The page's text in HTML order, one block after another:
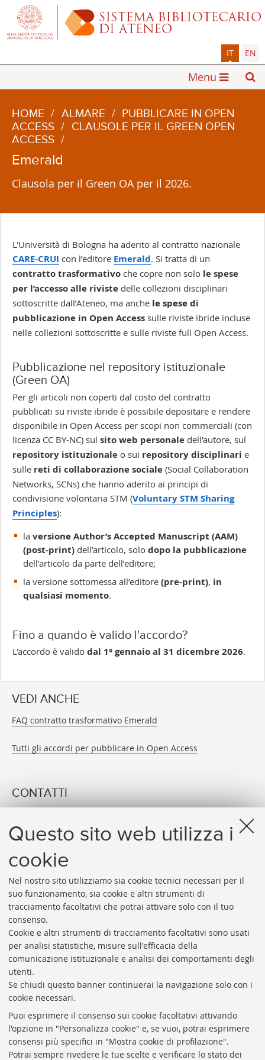
Questo sito web utilizza i
cookie
Nel nostro sito utilizziamo sia cookie tecnici necessari per il
suo funzionamento, sia cookie e altri strumenti di
tracciamento facoltativi che potrai attivare solo con il tuo
consenso.
Cookie e altri strumenti di tracciamento facoltativi sono usati
per analisi statistiche, misure sull'efficacia della
comunicazione istituzionale e analisi dei comportamenti degli
utenti.
Se chiudi questo banner continuerai la navigazione solo con i
cookie necessari.
Puoi esprimere il consenso sui cookie facoltativi attivando
l'opzione in "Personalizza cookie" e, se vuoi, potrai esprimere
consensi più specifici in "Mostra cookie di profilazione".
Potrai sempre rivedere le tue scelte e verificare lo stato dei
IT EN
Menu
HOME / ALMARE /
PUBBLICARE IN OPEN
ACCESS /
CLAUSOLE PER IL GREEN OPEN
ACCESS /
Emerald
Clausola per il Green OA per il 2026.
L'Università di Bologna ha aderito al contratto nazionale
CARE-CRUI con l’editore Emerald. Si tratta di un
contrattotrasformativoche copre non solo le spese
per l’accesso alle riviste delle collezioni disciplinari
sottoscritte dall’Ateneo, ma anche le spese di
pubblicazione in Open Accesssulle riviste ibride incluse
nelle collezioni sottoscritte e sulle riviste full Open Access.
Pubblicazione nel repository istituzionale
(Green OA)
Per gli articoli non coperti dal costo del contratto
pubblicati su riviste ibride è possibile depositare e rendere
disponibile in Open Access per scopi non commerciali (con
licenza CC BY-NC) sul sito web personaledell'autore, sul
repository istituzionaleo sui repository disciplinari e
sulle reti di collaborazione sociale(Social Collaboration
Networks, SCNs) che hanno aderito ai principi di
condivisione volontaria STM (Voluntary STM Sharing
Principles):
la versione Author’s Accepted Manuscript (AAM)
(post-print)dell’articolo, solo dopo la pubblicazione
dell’articolo da parte dell’editore;
la versione sottomessa all’editore (pre-print), in
qualsiasi momento.
Fino a quando è valido l'accordo?
L'accordo è valido dal 1° gennaio al 31 dicembre 2026.
VEDI ANCHE
FAQ contratto trasformativo Emerald
Tutti gli accordi per pubblicare in Open Access
CONTATTI
E-MAIL
arpac.emerald_pubblicazione@unibo.it
Rubrica di Ateneo
Rss
Statistiche
Biblioteche di Ateneo
Sale studio